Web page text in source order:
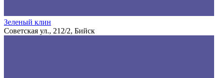
Зеленый клин
Советская ул., 212/2, Бийск